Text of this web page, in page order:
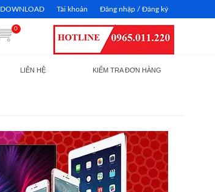
DOWNLOAD Tài khoản Đăng nhập / Đăng ký
0
LIÊN HỆ KIỂM TRA ĐƠN HÀNG